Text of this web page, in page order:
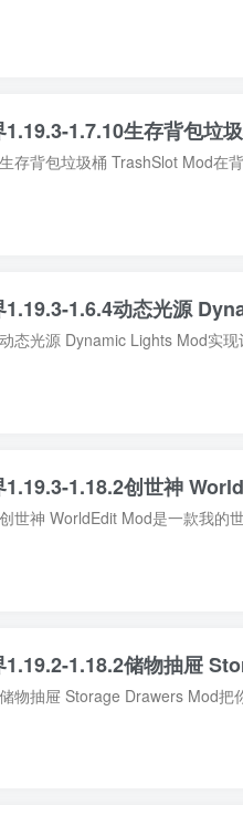
1.19.3-1.7.10生存背包垃
1.19.3-1.6.4动态光源
1.19.3-1.18.2创世神
1.19.2-1.18.2储物抽屉